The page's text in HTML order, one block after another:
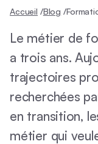
Accueil /Blog /
Le métier de
a trois ans.
trajectoires
recherchées
en transition,
métier qui